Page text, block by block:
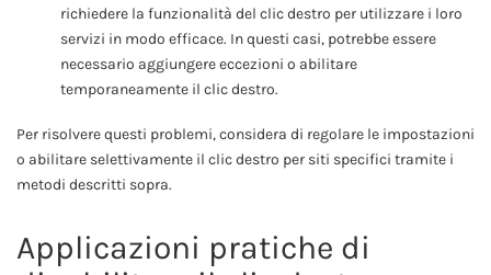
richiedere la funzionalità del clic destro per utilizzare i loro
servizi in modo efficace. In questi casi, potrebbe essere
necessario aggiungere eccezioni o abilitare
temporaneamente il clic destro.
Per risolvere questi problemi, considera di regolare le impostazioni
o abilitare selettivamente il clic destro per siti specifici tramite i
metodi descritti sopra.
Applicazioni pratiche di